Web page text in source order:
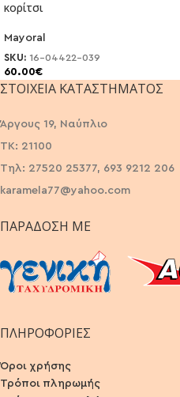
κορίτσι
Mayoral
SKU: 16-04422-039
60.00€
ΣΤΟΙΧΕΊΑ ΚΑΤΑΣΤΉΜΑΤΟΣ
Άργους 19, Ναύπλιο
ΤΚ: 21100
Τηλ: 27520 25377, 693 9212 206
karamela77@yahoo.com
ΠΑΡΆΔΟΣΗ ΜΕ
ΠΛΗΡΟΦΟΡΙΕΣ
Όροι χρήσης
Τρόποι πληρωμής